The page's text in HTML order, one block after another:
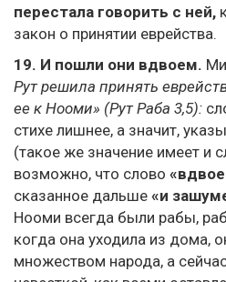
перестала говорить с ней,
закон о принятии еврейства.
19. И пошли они вдвоем.
Рут решила принять
ее к Нооми» (Рут Раба 3,5):
стихе лишнее, а значит,
(такое же значение имеет и
возможно, что слово
сказанное дальше «и
Нооми всегда были рабы,
когда она уходила из дома,
множеством народа, а